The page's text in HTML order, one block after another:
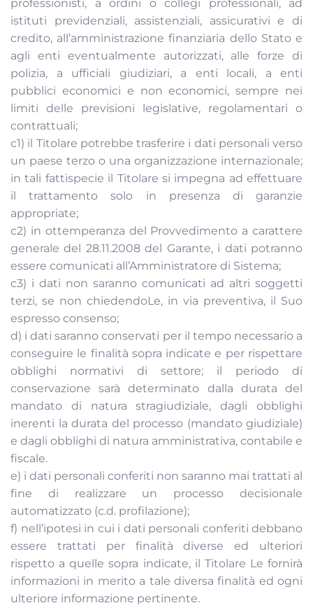
professionisti, a ordini o collegi professionali, ad
istituti previdenziali, assistenziali, assicurativi e di
credito, all’amministrazione finanziaria dello Stato e
agli enti eventualmente autorizzati, alle forze di
polizia, a ufficiali giudiziari, a enti locali, a enti
pubblici economici e non economici, sempre nei
limiti delle previsioni legislative, regolamentari o
contrattuali;
c1) il Titolare potrebbe trasferire i dati personali verso
un paese terzo o una organizzazione internazionale;
in tali fattispecie il Titolare si impegna ad effettuare
il trattamento solo in presenza di garanzie
appropriate;
c2) in ottemperanza del Provvedimento a carattere
generale del 28.11.2008 del Garante, i dati potranno
essere comunicati all’Amministratore di Sistema;
c3) i dati non saranno comunicati ad altri soggetti
terzi, se non chiedendoLe, in via preventiva, il Suo
espresso consenso;
d) i dati saranno conservati per il tempo necessario a
conseguire le finalità sopra indicate e per rispettare
obblighi normativi di settore; il periodo di
conservazione sarà determinato dalla durata del
mandato di natura stragiudiziale, dagli obblighi
inerenti la durata del processo (mandato giudiziale)
e dagli obblighi di natura amministrativa, contabile e
fiscale.
e) i dati personali conferiti non saranno mai trattati al
fine di realizzare un processo decisionale
automatizzato (c.d. profilazione);
f) nell’ipotesi in cui i dati personali conferiti debbano
essere trattati per finalità diverse ed ulteriori
rispetto a quelle sopra indicate, il Titolare Le fornirà
informazioni in merito a tale diversa finalità ed ogni
ulteriore informazione pertinente.